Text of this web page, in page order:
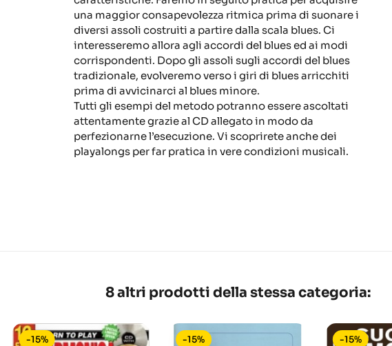
una maggior consapevolezza ritmica prima di suonare i
diversi assoli costruiti a partire dalla scala blues. Ci
interesseremo allora agli accordi del blues ed ai modi
corrispondenti. Dopo gli assoli sugli accordi del blues
tradizionale, evolveremo verso i giri di blues arricchiti
prima di avvicinarci al blues minore.
Tutti gli esempi del metodo potranno essere ascoltati
attentamente grazie al CD allegato in modo da
perfezionarne l’esecuzione. Vi scoprirete anche dei
playalongs per far pratica in vere condizioni musicali.
8 altri prodotti della stessa categoria:
-15% -15% -15%